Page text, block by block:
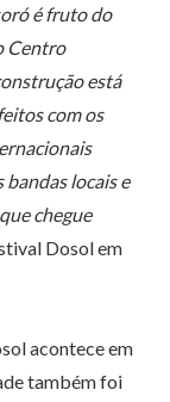
é fruto do
Centro
está
com os
locais e
chegue
Dosol em
acontece em
também foi